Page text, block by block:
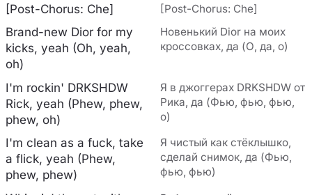
[Post-Chorus: Che] [Post-Chorus: Che]
Brand-new Dior for my
kicks, yeah (Oh, yeah,
oh)
Новенький Dior на моих
кроссовках, да (О, да, о)
I'm rockin' DRKSHDW
Rick, yeah (Phew, phew,
phew, oh)
Я в джоггерах DRKSHDW от
Рика, да (Фью, фью, фью,
о)
I'm clean as a fuck, take
a flick, yeah (Phew,
phew, phew)
Я чистый как стёклышко,
сделай снимок, да (Фью,
фью, фью)